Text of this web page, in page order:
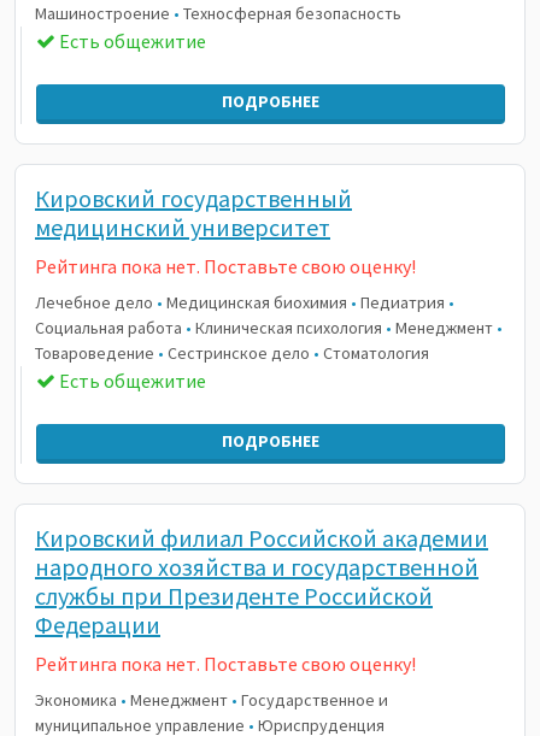
Машиностроение • Техносферная безопасность
Есть общежитие
ПОДРОБНЕЕ
Кировский государственный
медицинский университет
Рейтинга пока нет. Поставьте свою оценку!
Лечебное дело • Медицинская биохимия • Педиатрия •
Социальная работа • Клиническая психология • Менеджмент •
Товароведение • Сестринское дело • Стоматология
Есть общежитие
ПОДРОБНЕЕ
Кировский филиал Российской академии
народного хозяйства и государственной
службы при Президенте Российской
Федерации
Рейтинга пока нет. Поставьте свою оценку!
Экономика • Менеджмент • Государственное и
муниципальное управление • Юриспруденция